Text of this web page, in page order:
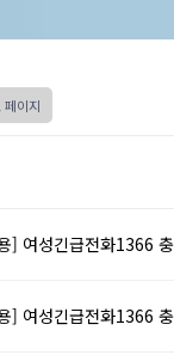
페이지
] 여성긴급전화1366
] 여성긴급전화1366